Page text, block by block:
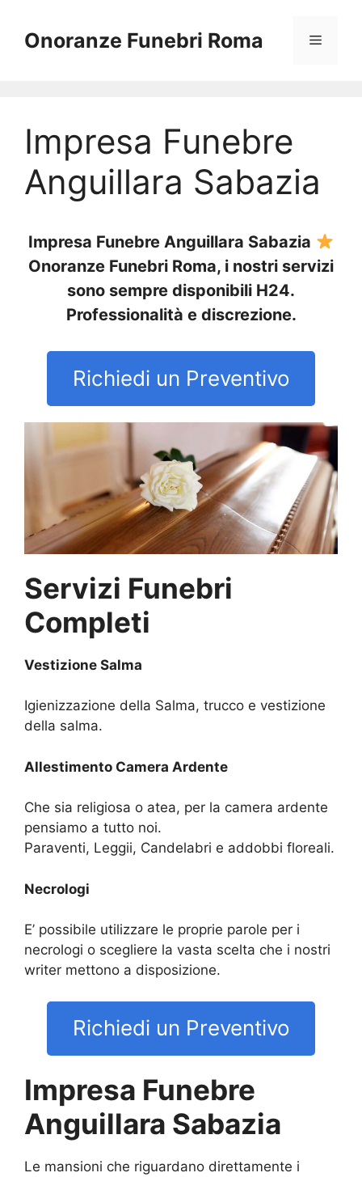
contenuto
Onoranze Funebri Roma Menu
Impresa Funebre
Anguillara Sabazia
Impresa Funebre Anguillara Sabazia
Onoranze Funebri Roma, i nostri servizi
sono sempre disponibili H24.
Professionalità e discrezione.
Richiedi un Preventivo
Servizi Funebri
Completi
Vestizione Salma
Igienizzazione della Salma, trucco e vestizione
della salma.
Allestimento Camera Ardente
Che sia religiosa o atea, per la camera ardente
pensiamo a tutto noi.
Paraventi, Leggii, Candelabri e addobbi floreali.
Necrologi
E’ possibile utilizzare le proprie parole per i
necrologi o scegliere la vasta scelta che i nostri
writer mettono a disposizione.
Richiedi un Preventivo
Impresa Funebre
Anguillara Sabazia
Le mansioni che riguardano direttamente i